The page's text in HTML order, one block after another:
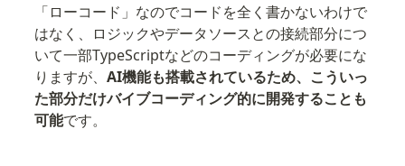
「ローコード」なのでコードを全く書かないわけで
はなく、ロジックやデータソースとの接続部分につ
いて一部TypeScriptなどのコーディングが必要にな
りますが、 AI機能も搭載されているため、こういっ
た部分だけバイブコーディング的に開発することも
可能です。